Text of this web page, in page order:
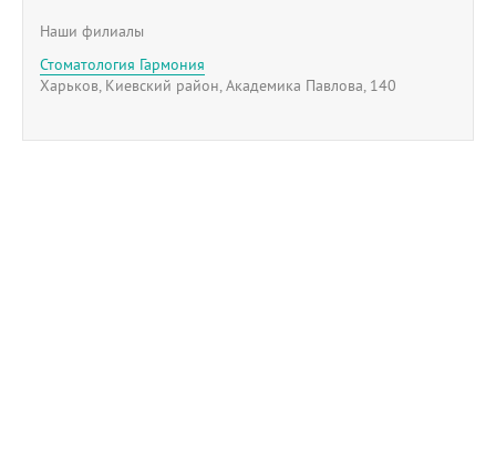
Наши филиалы
Стоматология Гармония
Харьков, Киевский район, Академика Павлова, 140